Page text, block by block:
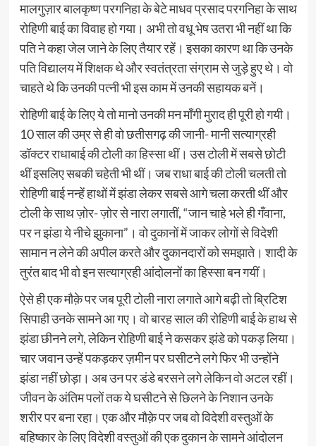
मालगुज़ार बालकृष्ण परगनिहा के बेटे माधव प्रसाद परगनिहा के साथ
रोहिणी बाई का विवाह हो गया। अभी तो वधू भेष उतरा भी नहीं था कि
पति ने कहा जेल जाने के लिए तैयार रहें। इसका कारण था कि उनके
पति विद्यालय में शिक्षक थे और स्वतंत्रता संग्राम से जुड़े हुए थे। वो
चाहते थे कि उनकी पत्नी भी इस काम में उनकी सहायक बनें।
रोहिणी बाई के लिए ये तो मानो उनकी मन माँगी मुराद ही पूरी हो गयी।
10 साल की उम्र से ही वो छतीसगढ़ की जानी- मानी सत्याग्रही
डॉक्टर राधाबाई की टोली का हिस्सा थीं। उस टोली में सबसे छोटी
थीं इसलिए सबकी चहेती भी थीं। जब राधा बाई की टोली चलती तो
रोहिणी बाई नन्हें हाथों में झंडा लेकर सबसे आगे चला करती थीं और
टोली के साथ ज़ोर- ज़ोर से नारा लगातीं, “जान चाहे भले ही गँवाना,
पर न झंडा ये नीचे झुकाना”। वो दुकानों में जाकर लोगों से विदेशी
सामान न लेने की अपील करते और दुकानदारों को समझाते। शादी के
तुरंत बाद भी वो इन सत्याग्रही आंदोलनों का हिस्सा बन गयीं।
ऐसे ही एक मौक़े पर जब पूरी टोली नारा लगाते आगे बढ़ी तो ब्रिटिश
सिपाही उनके सामने आ गए। वो बारह साल की रोहिणी बाई के हाथ से
झंडा छीनने लगे, लेकिन रोहिणी बाई ने कसकर झंडे को पकड़ लिया।
चार जवान उन्हें पकड़कर ज़मीन पर घसीटने लगे फिर भी उन्होंने
झंडा नहीं छोड़ा। अब उन पर डंडे बरसने लगे लेकिन वो अटल रहीं।
जीवन के अंतिम पलों तक ये घसीटने से छिलने के निशान उनके
शरीर पर बना रहा। एक और मौक़े पर जब वो विदेशी वस्तुओं के
बहिष्कार के लिए विदेशी वस्तुओं की एक दुकान के सामने आंदोलन